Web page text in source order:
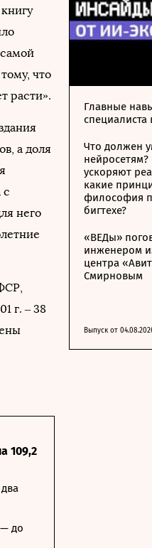
что
расти».
а доля
с
него
г. – 38
109,2
до
Главные
специалиста
Что должен
ускоряют
какие
философия
бигтехе?
«ВЕДы»
инженером
центра
Смирновым
Выпуск от